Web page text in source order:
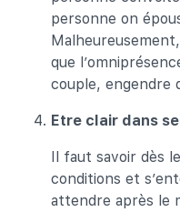
personne on
que
couple, engendre
Etre clair dans
Il faut savoir dès
conditions et
attendre après le